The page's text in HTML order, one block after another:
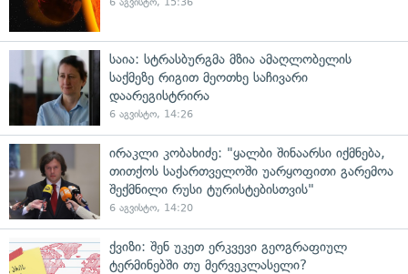
საია: სტრასბურგმა მზია ამაღლობელის
საქმეზე რიგით მეოთხე საჩივარი
დაარეგისტრირა
6 აგვისტო, 14:26
ირაკლი კობახიძე: "ყალბი შინაარსი იქმნება,
თითქოს საქართველოში უარყოფითი გარემოა
შექმნილი რუსი ტურისტებისთვის"
6 აგვისტო, 14:20
ქვიზი: შენ უკეთ ერკვევი გეოგრაფიულ
ტერმინებში თუ მერვეკლასელი?